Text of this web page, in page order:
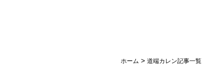
ホーム > 道端カレン記事一覧